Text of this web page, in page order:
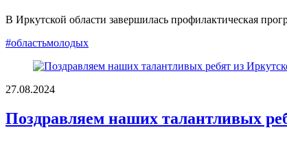
В Иркутской области завершилась профилактическая
#областьмолодых
27.08.2024
Поздравляем наших талантливых